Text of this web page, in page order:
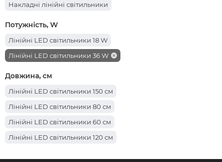
Накладні лінійні світильники
Потужність, W
Лінійні LED світильники 18 W
Лінійні LED світильники 36 W
Довжина, см
Лінійні LED світильники 150 см
Лінійні LED світильники 80 см
Лінійні LED світильники 60 см
Лінійні LED світильники 120 см